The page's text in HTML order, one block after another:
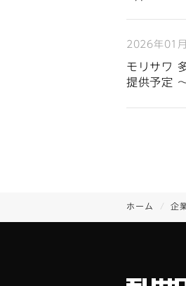
2026年01
モリサワ
提供予定
ホーム 企